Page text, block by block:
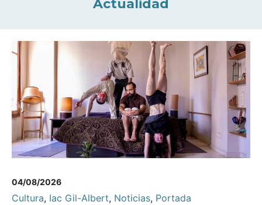
Actualidad
04/08/2026
Cultura, Iac Gil-Albert, Noticias, Portada